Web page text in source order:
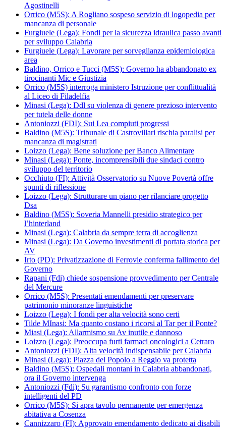
Agostinelli
Orrico (M5S): A Rogliano sospeso servizio di logopedia per
mancanza di personale
Furgiuele (Lega): Fondi per la sicurezza idraulica passo avanti
per sviluppo Calabria
Furgiuele (Lega): Lavorare per sorveglianza epidemiologica
area
Baldino, Orrico e Tucci (M5S): Governo ha abbandonato ex
tirocinanti Mic e Giustizia
Orrico (M5S) interroga ministero Istruzione per conflittualità
al Liceo di Filadelfia
Minasi (Lega): Ddl su violenza di genere prezioso intervento
per tutela delle donne
Antoniozzi (FDI): Sui Lea compiuti progressi
Baldino (M5S): Tribunale di Castrovillari rischia paralisi per
mancanza di magistrati
Loizzo (Lega): Bene soluzione per Banco Alimentare
Minasi (Lega): Ponte, incomprensibili due sindaci contro
sviluppo del territorio
Occhiuto (FI): Attività Osservatorio su Nuove Povertà offre
spunti di riflessione
Loizzo (Lega): Strutturare un piano per rilanciare progetto
Dsa
Baldino (M5S): Soveria Mannelli presidio strategico per
l’hinterland
Minasi (Lega): Calabria da sempre terra di accoglienza
Minasi (Lega): Da Governo investimenti di portata storica per
AV
Irto (PD): Privatizzazione di Ferrovie conferma fallimento del
Governo
Rapani (Fdi) chiede sospensione provvedimento per Centrale
del Mercure
Orrico (M5S): Presentati emendamenti per preservare
patrimonio minoranze linguistiche
Loizzo (Lega): I fondi per alta velocità sono certi
Tilde MInasi: Ma quanto costano i ricorsi al Tar per il Ponte?
Miasi (Lega): Allarmismo su Av inutile e dannoso
Loizzo (Lega): Preoccupa furti farmaci oncologici a Cetraro
Antoniozzi (FDI): Alta velocità indispensabile per Calabria
Minasi (Lega): Piazza del Popolo a Reggio va protetta
Baldino (M5S): Ospedali montani in Calabria abbandonati,
ora il Governo intervenga
Antoniozzi (Fdi): Su garantismo confronto con forze
intelligenti del PD
Orrico (M5S): Si apra tavolo permanente per emergenza
abitativa a Cosenza
Cannizzaro (FI): Approvato emendamento dedicato ai disabili